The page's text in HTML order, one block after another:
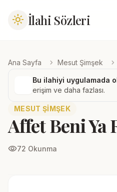
light_mode İlahi Sözleri
Ana Sayfa chevron_right Mesut Şimşek chevron_right
Bu ilahiyi uygulamada
erişim ve daha fazlası.
MESUT ŞIMŞEK
Affet Beni Ya
visibility72 Okunma